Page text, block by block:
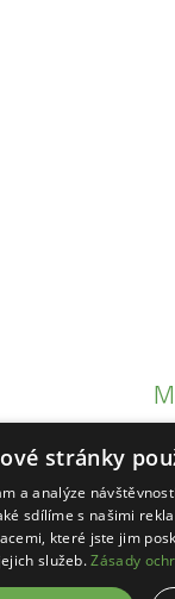
stránky
a analýze
sdílíme s našimi
které jste jim
jejich služeb.Zásady